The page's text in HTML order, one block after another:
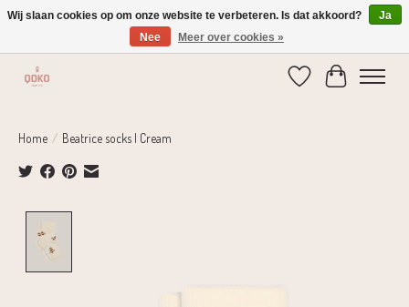
Verzending 1-2 dagen | Gratis verzending vanaf € 75,-
Verlanglijst
Home / Beatrice socks | Cream
Wij slaan cookies op om onze website te verbeteren. Is dat akkoord?
Ja
Nee
Meer over cookies »